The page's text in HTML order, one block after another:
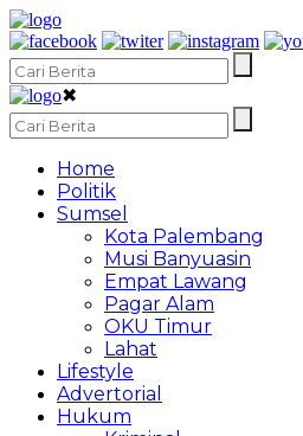
✖
Home
Politik
Sumsel
Kota Palembang
Musi Banyuasin
Empat Lawang
Pagar Alam
OKU Timur
Lahat
Lifestyle
Advertorial
Hukum